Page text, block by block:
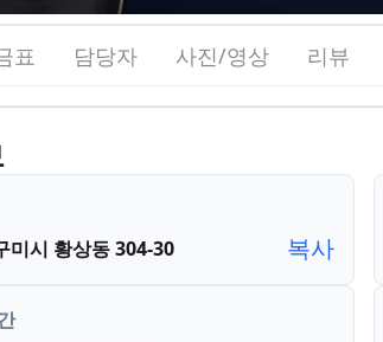
표 담당자 사진/영상 리뷰
미시 황상동 304-30
복사